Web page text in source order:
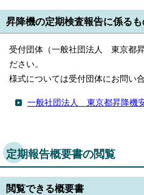
昇降機の定期検査報告に係るも
受付団体（一般社団法人 東京都
ださい。
様式については受付団体にお問い
一般社団法人 東京都昇降機
定期報告概要書の閲覧
閲覧できる概要書